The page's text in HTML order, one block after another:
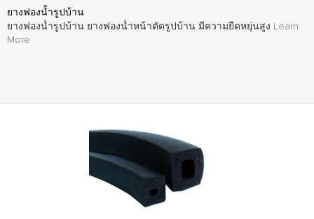
ยางฟองน้ำรูปบ้าน
ยางฟองน้ำรูปบ้าน ยางฟองน้ำหน้าตัดรูปบ้าน มีความยืดหยุ่นสูง Learn
More